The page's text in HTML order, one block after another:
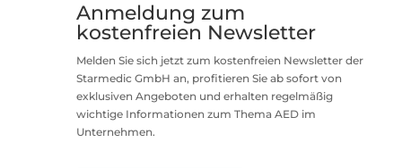
Anmeldung zum
kostenfreien Newsletter
Melden Sie sich jetzt zum kostenfreien Newsletter der
Starmedic GmbH an, profitieren Sie ab sofort von
exklusiven Angeboten und erhalten regelmäßig
wichtige Informationen zum Thema AED im
Unternehmen.